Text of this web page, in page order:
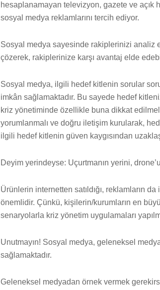
hesaplanamayan televizyon, gazete ve açık
sosyal medya reklamlarını tercih ediyor.
Sosyal medya sayesinde rakiplerinizi analiz
çözerek, rakiplerinize karşı avantaj elde
Sosyal medya, ilgili hedef kitlenin sorular
imkân sağlamaktadır. Bu sayede hedef
kriz yönetiminde özellikle buna dikkat
yorumlanmalı ve doğru iletişim kurularak,
ilgili hedef kitlenin güven kaygısından
Deyim yerindeyse: Uçurtmanın yerini,
Ürünlerin internetten satıldığı, reklamların
önemlidir. Çünkü, kişilerin/kurumların en
senaryolarla kriz yönetim uygulamaları
Unutmayın! Sosyal medya, geleneksel
sağlamaktadır.
Geleneksel medyadan örnek vermek